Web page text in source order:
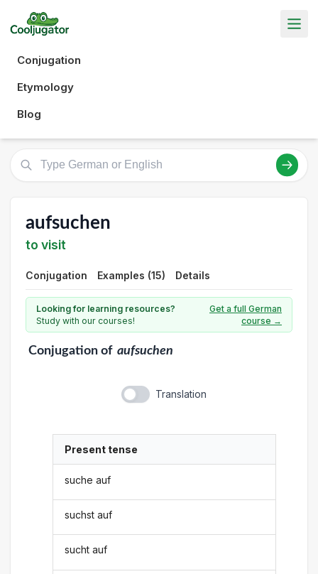
Conjugation
Etymology
Blog
aufsuchen
to visit
Conjugation Examples (15) Details
Looking for learning resources?
Study with our courses!
Get a full German
course →
Conjugationof aufsuchen
Translation
Present tense
suche auf
suchst auf
sucht auf